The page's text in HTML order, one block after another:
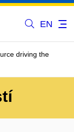
EN
driving the